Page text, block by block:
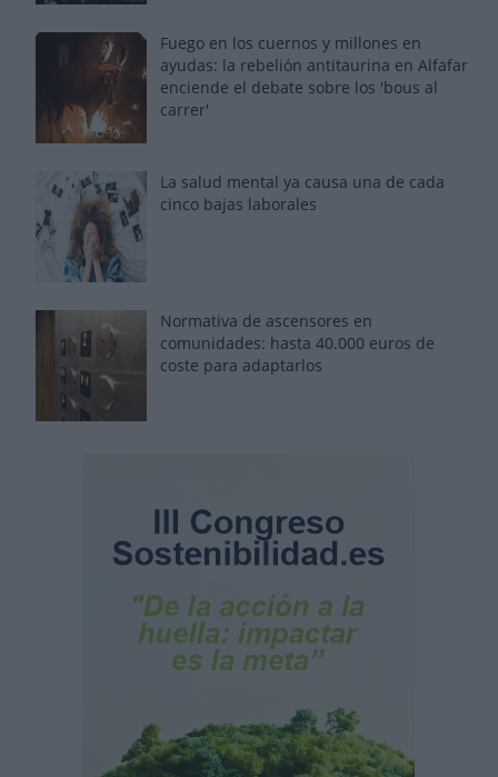
Fuego en los cuernos y millones en
ayudas: la rebelión antitaurina en Alfafar
enciende el debate sobre los 'bous al
carrer'
La salud mental ya causa una de cada
cinco bajas laborales
Normativa de ascensores en
comunidades: hasta 40.000 euros de
coste para adaptarlos